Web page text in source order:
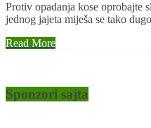
Protiv opadanja kose oprobajte
jednog jajeta miješa se tako
Read More
Sponzori sajta